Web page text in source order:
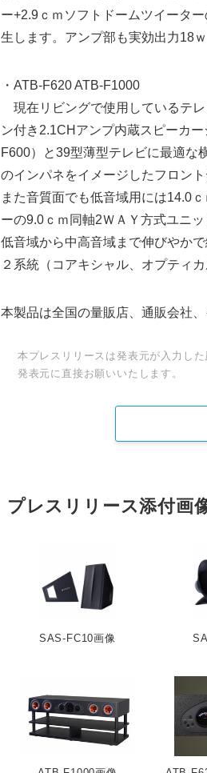
ー+2.9ｃｍソフトドームツイータ
生します。アンプ部も実効出力18
・ATB-F620 ATB-F1000
現在リビングで使用しているテ
ン付き2.1CHアンプ内蔵スピーカ
F600）と39型薄型テレビに最適な
のインパネをイメージしたフロン
また音質面でも低音域用には14.0
ーの9.0ｃｍ同軸2ＷＡＹ方式ユニ
低音域から中高音域まで伸びやか
２系統（コアキシャル、オプティ
本製品は全国の量販店、通販会社
本プレスリリースは発表元が入力し
発表元に直接お願いいたします。
プレスリリース添付画
SAS-FC10画像